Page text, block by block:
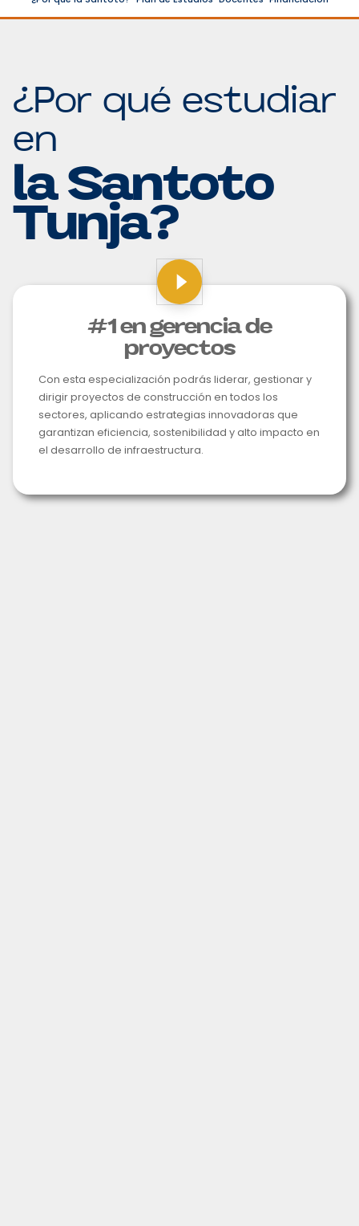
¿Por qué estudiar
en
la Santoto
Tunja?
#1 en gerencia de
proyectos
Con esta especialización podrás liderar, gestionar y
dirigir proyectos de construcción en todos los
sectores, aplicando estrategias innovadoras que
garantizan eficiencia, sostenibilidad y alto impacto en
el desarrollo de infraestructura.